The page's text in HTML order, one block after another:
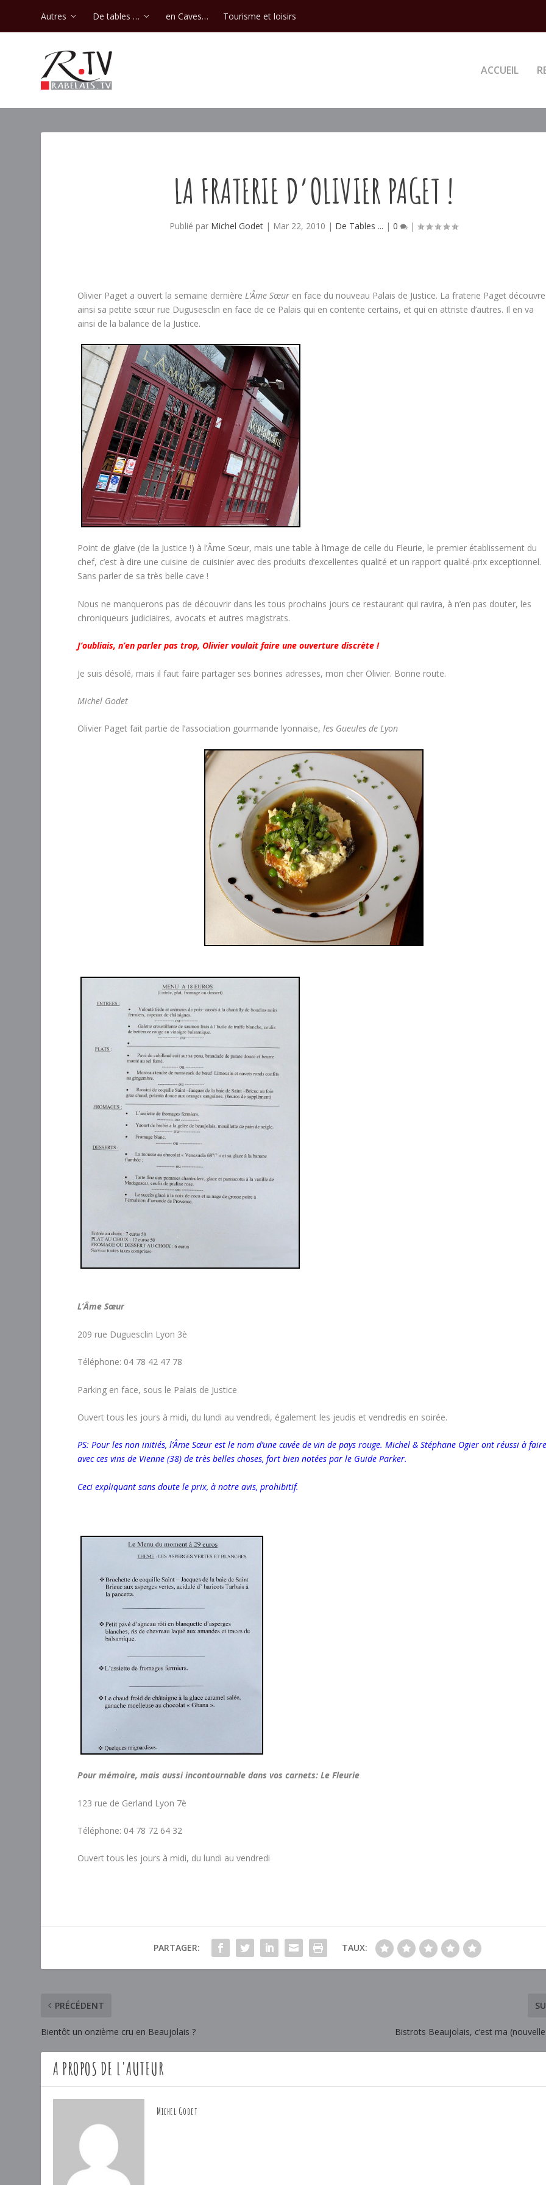
Autres De tables … en Caves… Tourisme et loisirs
ACCUEIL
LA FRATERIE D’OLIVIER PAGET !
Publié par Michel Godet | Mar 22, 2010 | De Tables ... |0 |
Olivier Paget a ouvert la semaine dernièreL’Âme Sœur en face du nouveau Palais de Justice. La fraterie Paget découvre
ainsi sa petite sœur rue Dugusesclin en face de ce Palais qui en contente certains, et qui en attriste d’autres. Il en va
ainsi de la balance de la Justice.
Point de glaive (de la Justice !) à l’Âme Sœur, mais une table à l’image de celle du Fleurie, le premier établissement du
chef, c’est à dire une cuisine de cuisinier avec des produits d’excellentes qualité et un rapport qualité-prix exceptionnel.
Sans parler de sa très belle cave !
Nous ne manquerons pas de découvrir dans les tous prochains jours ce restaurant qui ravira, à n’en pas douter, les
chroniqueurs judiciaires, avocats et autres magistrats.
J’oubliais, n’en parler pas trop, Olivier voulait faire une ouverture discrète !
Je suis désolé, mais il faut faire partager ses bonnes adresses, mon cher Olivier. Bonne route.
Michel Godet
Olivier Paget fait partie de l’association gourmande lyonnaise,les Gueules de Lyon
L’Âme Sœur
209 rue Duguesclin Lyon 3è
Téléphone: 04 78 42 47 78
Parking en face, sous le Palais de Justice
Ouvert tous les jours à midi, du lundi au vendredi, également les jeudis et vendredis en soirée.
PS: Pour les non initiés, l’Âme Sœur est le nom d’une cuvée de vin de pays rouge. Michel & Stéphane Ogier ont réussi à
avec ces vins de Vienne (38) de très belles choses, fort bien notées par le Guide Parker.
Ceci expliquant sans doute le prix, à notre avis, prohibitif.
Pour mémoire, mais aussi incontournable dans vos carnets: Le Fleurie
123 rue de Gerland Lyon 7è
Téléphone: 04 78 72 64 32
Ouvert tous les jours à midi, du lundi au vendredi
PARTAGER: TAUX:
PRÉCÉDENT
Bientôt un onzième cru en Beaujolais ? Bistrots Beaujolais, c’est ma
A PROPOS DE L'AUTEUR
Michel Godet